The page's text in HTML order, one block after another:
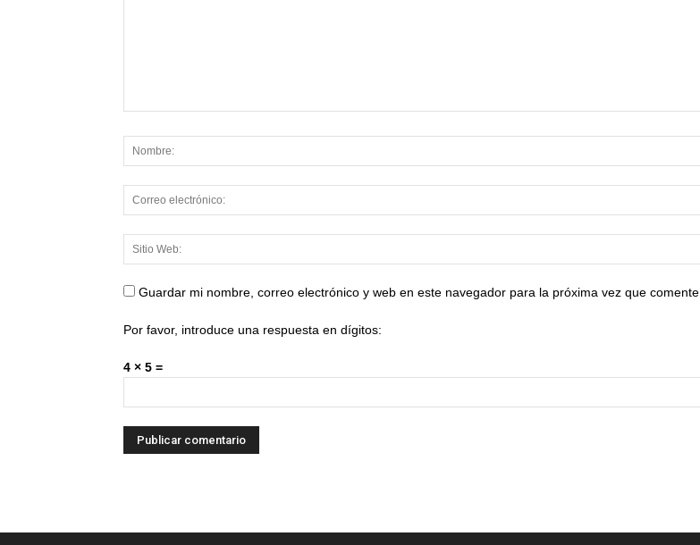
Guardar mi nombre, correo electrónico y web en este navegador para la próxima vez que comente.
Por favor, introduce una respuesta en dígitos:
4 × 5 =